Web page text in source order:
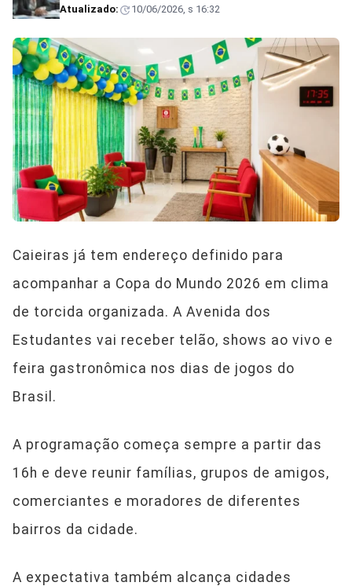
Atualizado:
10/06/2026, s 16:32
Caieiras já tem endereço definido para
acompanhar a Copa do Mundo 2026 em clima
de torcida organizada. A Avenida dos
Estudantes vai receber telão, shows ao vivo e
feira gastronômica nos dias de jogos do
Brasil.
A programação começa sempre a partir das
16h e deve reunir famílias, grupos de amigos,
comerciantes e moradores de diferentes
bairros da cidade.
A expectativa também alcança cidades